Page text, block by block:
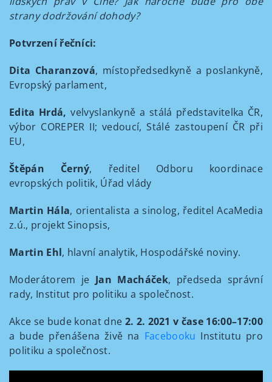
strany dodržování dohody?
Potvrzení řečníci:
Dita Charanzová, místopředsedkyně a poslankyně,
Evropský parlament,
Edita Hrdá,velvyslankyně a stálá představitelka ČR,
výbor COREPER II; vedoucí, Stálé zastoupení ČR při
EU,
Štěpán Černý, ředitel Odboru koordinace
evropských politik, Úřad vlády
Martin Hála, orientalista a sinolog, ředitel AcaMedia
z.ú., projekt Sinopsis,
Martin Ehl, hlavní analytik, Hospodářské noviny.
Moderátorem je Jan Macháček, předseda správní
rady, Institut pro politiku a společnost.
Akce se bude konat dne 2. 2. 2021 v čase 16:00–17:00
a bude přenášena živě na Facebooku Institutu pro
politiku a společnost.